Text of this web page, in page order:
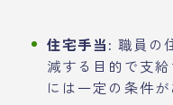
住宅手当: 職員の
減する目的で支
には一定の条件が